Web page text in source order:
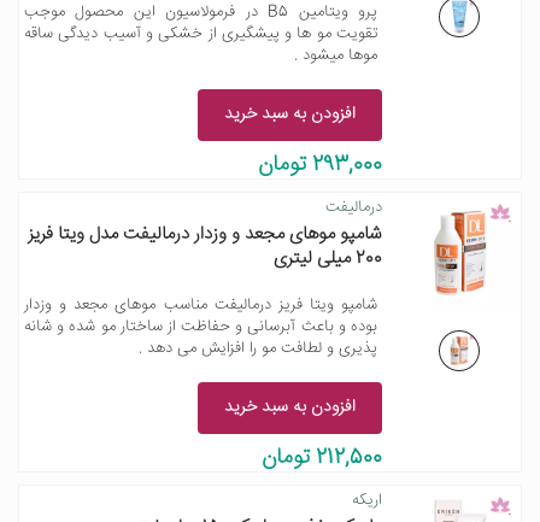
پرو ویتامین B5 در فرمولاسیون این محصول موجب
تقویت مو ها و پیشگیری از خشکی و آسیب دیدگی ساقه
موها میشود .
افزودن به سبد خرید
293,000 تومان
درمالیفت
شامپو موهای مجعد و وزدار درمالیفت مدل ویتا فریز
200 میلی لیتری
شامپو ویتا فریز درمالیفت مناسب موهای مجعد و وزدار
بوده و باعث آبرسانی و حفاظت از ساختار مو شده و شانه
پذیری و لطافت مو را افزایش می دهد .
افزودن به سبد خرید
212,500 تومان
اریکه